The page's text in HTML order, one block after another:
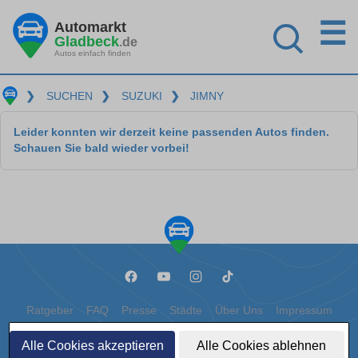
Alle Cookies akzeptieren Alle Cookies ablehnen
Automarkt
Gladbeck.de
Autos einfach finden
☰
❯ SUCHEN ❯ SUZUKI ❯ JIMNY
Leider konnten wir derzeit keine passenden Autos finden.
Schauen Sie bald wieder vorbei!
Ratgeber FAQ Presse Städte Über Uns Impressum
Datenschutz Cookies